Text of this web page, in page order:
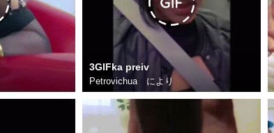
3GIFka preiv
Petrovichuaにより